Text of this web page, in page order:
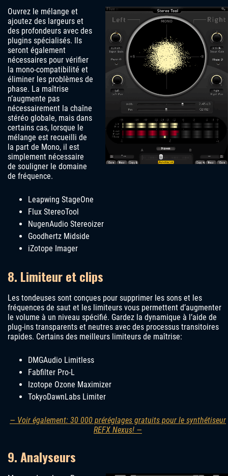
Ouvrez le mélange et
ajoutez des largeurs et
des profondeurs avec des
plugins spécialisés. Ils
seront également
nécessaires pour vérifier
la mono-compatibilité et
éliminer les problèmes de
phase. La maîtrise
n’augmente pas
nécessairement la chaîne
stéréo globale, mais dans
certains cas, lorsque le
mélange est recueilli de
la part de Mono, il est
simplement nécessaire
de souligner le domaine
de fréquence.
Leapwing StageOne
Flux StereoTool
NugenAudio Stereoizer
Goodhertz Midside
iZotope Imager
8. Limiteur et clips
Les tondeuses sont conçues pour supprimer les sons et les
fréquences de saut et les limiteurs vous permettent d’augmenter
le volume à un niveau spécifié. Gardez la dynamique à l’aide de
plug-ins transparents et neutres avec des processus transitoires
rapides. Certains des meilleurs limiteurs de maîtrise:
DMGAudio Limitless
Fabfilter Pro-L
Izotope Ozone Maximizer
TokyoDawnLabs Limiter
— Voir également: 30 000 préréglages gratuits pour le synthétiseur
REFX Nexus! —
9. Analyseurs